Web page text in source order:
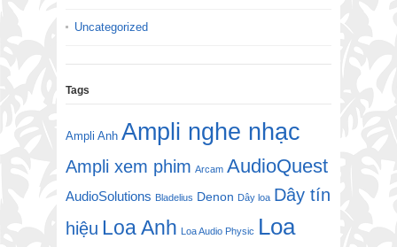
Uncategorized
Tags
Ampli Anh Ampli nghe nhạc
Ampli xem phim Arcam AudioQuest
AudioSolutions Bladelius Denon Dây loa Dây tín
hiệu Loa Anh Loa Audio Physic Loa